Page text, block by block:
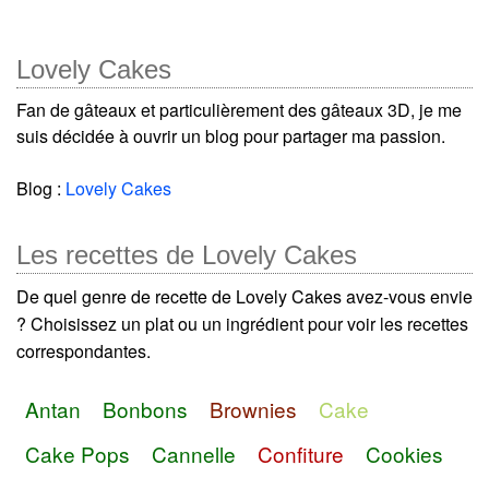
Lovely Cakes
Fan de gâteaux et particulièrement des gâteaux 3D, je me
suis décidée à ouvrir un blog pour partager ma passion.
Blog : Lovely Cakes
Les recettes de Lovely Cakes
De quel genre de recette de Lovely Cakes avez-vous envie
? Choisissez un plat ou un ingrédient pour voir les recettes
correspondantes.
Antan Bonbons Brownies
Cake
Cake Pops
Cannelle Confiture Cookies